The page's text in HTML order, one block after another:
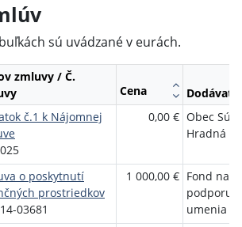
sú uvádzané v eurách.
zmluvy / Č.
Cena Dodávateľ
č.1 k Nájomnej
0,00 € Obec
Hradná
o poskytnutí
prostriedkov
03681
1 000,00 € Fond na
podporu
umenia